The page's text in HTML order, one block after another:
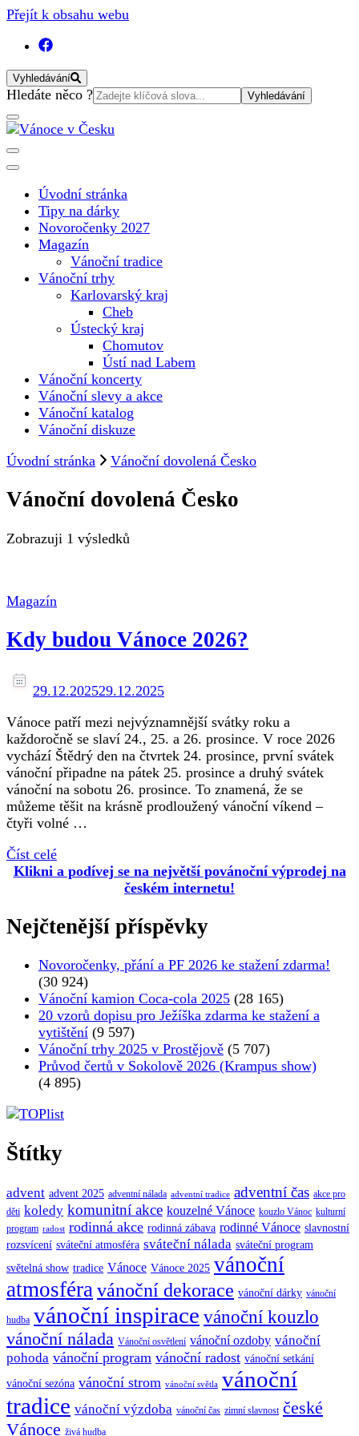
Přejít k obsahu webu
Vyhledávání
Vyhledat:
Hledáte něco ?
Vánoce v Česku
nejkrásnějším svátku v roce v České republice
Úvodní stránka
Tipy na dárky
Novoročenky 2027
Magazín
Vánoční tradice
Vánoční trhy
Karlovarský kraj
Cheb
Ústecký kraj
Chomutov
Ústí nad Labem
Vánoční koncerty
Vánoční slevy a akce
Vánoční katalog
Vánoční diskuze
Úvodní stránka
Vánoční dovolená Česko
Vánoční dovolená Česko
Zobrazuji 1 výsledků
Magazín
Kdy budou Vánoce 2026?
29.12.202529.12.2025
Vánoce patří mezi nejvýznamnější svátky roku a
každoročně se slaví 24., 25. a 26. prosince. V roce 2026
vychází Štědrý den na čtvrtek 24. prosince, první svátek
vánoční připadne na pátek 25. prosince a druhý svátek
vánoční na sobotu 26. prosince. To znamená, že se
můžeme těšit na krásně prodloužený vánoční víkend –
čtyři volné …
Číst celé
Klikni a podívej se na největší povánoční výprodej na
českém internetu!
Nejčtenější příspěvky
Novoročenky, přání a PF 2026 ke stažení zdarma!
(30 924)
Vánoční kamion Coca-cola 2025 (28 165)
20 vzorů dopisu pro Ježíška zdarma ke stažení a
vytištění (9 597)
Vánoční trhy 2025 v Prostějově (5 707)
Průvod čertů v Sokolově 2026 (Krampus show)
(4 895)
Štítky
advent advent 2025 adventní nálada adventní tradice adventní čas akce pro
děti koledy komunitní akce kouzelné Vánoce kouzlo Vánoc kulturní
program radost rodinná akce rodinná zábava rodinné Vánoce slavnostní
rozsvícení sváteční atmosféra sváteční nálada sváteční program
světelná show tradice Vánoce Vánoce 2025 vánoční
atmosféravánoční dekorace vánoční dárky vánoční
hudba vánoční inspirace vánoční kouzlo
vánoční nálada Vánoční osvětlení vánoční ozdoby vánoční
pohoda vánoční program vánoční radost vánoční setkání
vánoční sezóna vánoční strom vánoční světla vánoční
tradice vánoční výzdoba vánoční čas zimní slavnost české
Vánoce živá hudba